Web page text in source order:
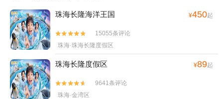
珠海长隆海洋王国 ¥450起


15055条评论
珠海·珠海长隆度假区
珠海长隆度假区 ¥89起


9641条评论
珠海·金湾区